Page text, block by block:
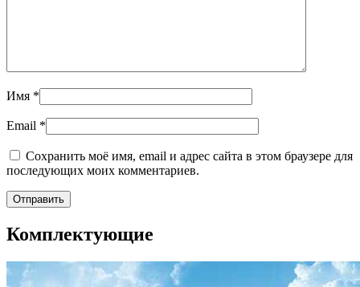
Имя *
Email *
Сохранить моё имя, email и адрес сайта в этом браузере для
последующих моих комментариев.
Комплектующие